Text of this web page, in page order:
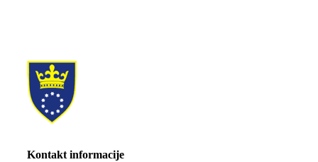
Kontakt informacije